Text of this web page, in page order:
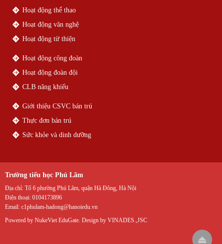
Hoạt động thể thao
Hoạt động văn nghệ
Hoạt động từ thiện
Hoạt động công đoàn
Hoạt động đoàn đội
CLB năng khiếu
Giới thiệu CSVC bán trú
Thực đơn bán trú
Sức khỏe và dinh dưỡng
Trường tiểu học Phú Lãm
Địa chỉ: Tổ 6 phường Phú Lãm, quận Hà Đông, Hà Nội
Điện thoại: 0104173896
Email: c1phulam-hadong@hanoiedu.vn
Powered by NukeViet EduGate. Design by VINADES.,JSC